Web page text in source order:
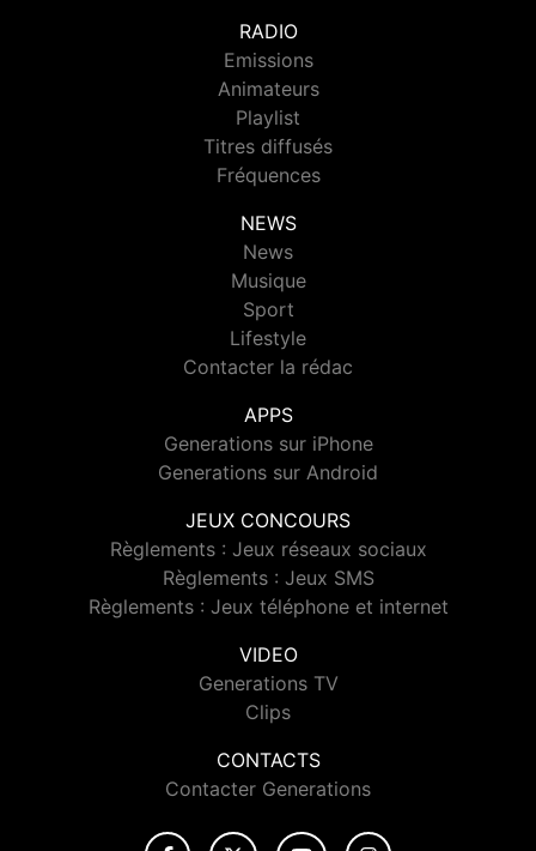
RADIO
Emissions
Animateurs
Playlist
Titres diffusés
Fréquences
NEWS
News
Musique
Sport
Lifestyle
Contacter la rédac
APPS
Generations sur iPhone
Generations sur Android
JEUX CONCOURS
Règlements : Jeux réseaux sociaux
Règlements : Jeux SMS
Règlements : Jeux téléphone et internet
VIDEO
Generations TV
Clips
CONTACTS
Contacter Generations